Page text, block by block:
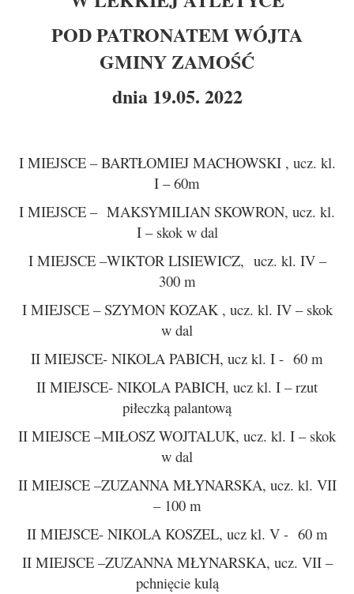
POD PATRONATEM WÓJTA
GMINY ZAMOŚĆ
dnia 19.05. 2022
I MIEJSCE – BARTŁOMIEJ MACHOWSKI , ucz. kl.
I – 60m
I MIEJSCE – MAKSYMILIAN SKOWRON, ucz. kl.
I – skok w dal
I MIEJSCE –WIKTOR LISIEWICZ, ucz. kl. IV –
300 m
I MIEJSCE – SZYMON KOZAK , ucz. kl. IV – skok
w dal
II MIEJSCE- NIKOLA PABICH, ucz kl. I - 60 m
II MIEJSCE- NIKOLA PABICH, ucz kl. I – rzut
piłeczką palantową
II MIEJSCE –MIŁOSZ WOJTALUK, ucz. kl. I – skok
w dal
II MIEJSCE –ZUZANNA MŁYNARSKA, ucz. kl. VII
– 100 m
II MIEJSCE- NIKOLA KOSZEL, ucz kl. V - 60 m
II MIEJSCE –ZUZANNA MŁYNARSKA, ucz. VII –
pchnięcie kulą